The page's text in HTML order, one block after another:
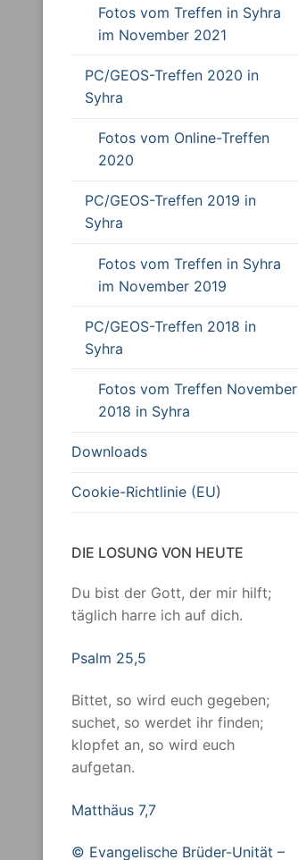
Fotos vom Treffen in Syhra
im November 2021
PC/GEOS-Treffen 2020 in
Syhra
Fotos vom Online-Treffen
2020
PC/GEOS-Treffen 2019 in
Syhra
Fotos vom Treffen in Syhra
im November 2019
PC/GEOS-Treffen 2018 in
Syhra
Fotos vom Treffen November
2018 in Syhra
Downloads
Cookie-Richtlinie (EU)
DIE LOSUNG VON HEUTE
Du bist der Gott, der mir hilft;
täglich harre ich auf dich.
Psalm 25,5
Bittet, so wird euch gegeben;
suchet, so werdet ihr finden;
klopfet an, so wird euch
aufgetan.
Matthäus 7,7
© Evangelische Brüder-Unität –